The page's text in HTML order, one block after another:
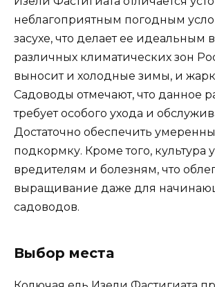
неблагоприятным погодным
засухе, что делает ее идеальным
различных климатических зон
выносит и холодные зимы, и
Садоводы отмечают, что данное
требует особого ухода и
Достаточно обеспечить
подкормку. Кроме того, культура
вредителям и болезням, что
выращивание даже для
садоводов.
Выбор места